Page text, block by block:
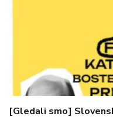
[Gledali smo]